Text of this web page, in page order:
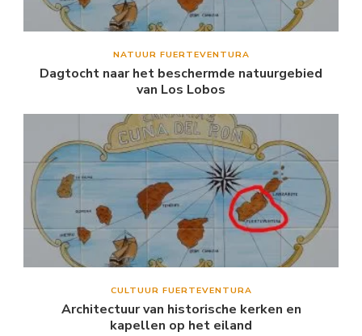
NATUUR FUERTEVENTURA
Dagtocht naar het beschermde natuurgebied
van Los Lobos
CULTUUR FUERTEVENTURA
Architectuur van historische kerken en
kapellen op het eiland